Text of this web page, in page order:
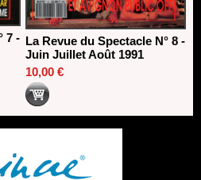
7 - La Revue du Spectacle N° 8 -
Juin Juillet Août 1991
10,00 €